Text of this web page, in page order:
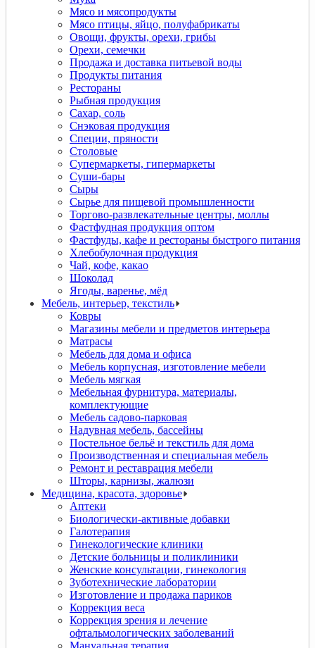
Мясо и мясопродукты
Мясо птицы, яйцо, полуфабрикаты
Овощи, фрукты, орехи, грибы
Орехи, семечки
Продажа и доставка питьевой воды
Продукты питания
Рестораны
Рыбная продукция
Сахар, соль
Снэковая продукция
Специи, пряности
Столовые
Супермаркеты, гипермаркеты
Суши-бары
Сыры
Сырье для пищевой промышленности
Торгово-развлекательные центры, моллы
Фастфудная продукция оптом
Фастфуды, кафе и рестораны быстрого питания
Хлебобулочная продукция
Чай, кофе, какао
Шоколад
Ягоды, варенье, мёд
Мебель, интерьер, текстиль
Ковры
Магазины мебели и предметов интерьера
Матрасы
Мебель для дома и офиса
Мебель корпусная, изготовление мебели
Мебель мягкая
Мебельная фурнитура, материалы,
комплектующие
Мебель садово-парковая
Надувная мебель, бассейны
Постельное бельё и текстиль для дома
Производственная и специальная мебель
Ремонт и реставрация мебели
Шторы, карнизы, жалюзи
Медицина, красота, здоровье
Аптеки
Биологически-активные добавки
Галотерапия
Гинекологические клиники
Детские больницы и поликлиники
Женские консультации, гинекология
Зуботехнические лаборатории
Изготовление и продажа париков
Коррекция веса
Коррекция зрения и лечение
офтальмологических заболеваний
Мануальная терапия